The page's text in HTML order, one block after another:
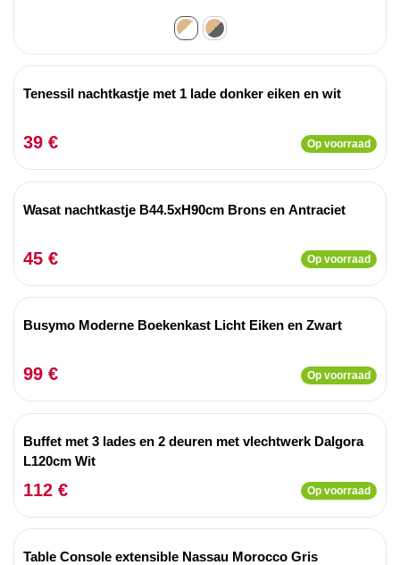
Tenessil nachtkastje met 1 lade donker eiken en wit
39 € Op voorraad
Wasat nachtkastje B44.5xH90cm Brons en Antraciet
45 € Op voorraad
Busymo Moderne Boekenkast Licht Eiken en Zwart
99 € Op voorraad
Buffet met 3 lades en 2 deuren met vlechtwerk Dalgora
L120cm Wit
112 € Op voorraad
Table Console extensible Nassau Morocco Gris